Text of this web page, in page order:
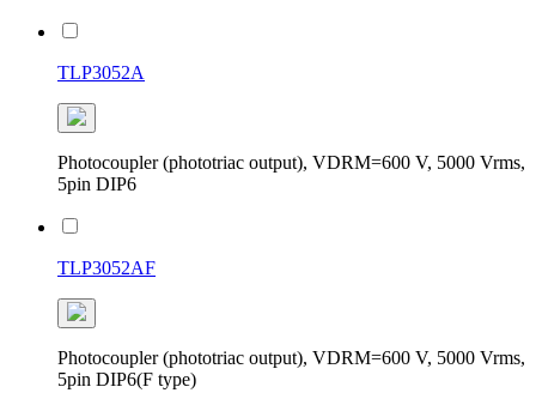
TLP3052A
Photocoupler (phototriac output), VDRM=600 V, 5000 Vrms,
5pin DIP6
TLP3052AF
Photocoupler (phototriac output), VDRM=600 V, 5000 Vrms,
5pin DIP6(F type)